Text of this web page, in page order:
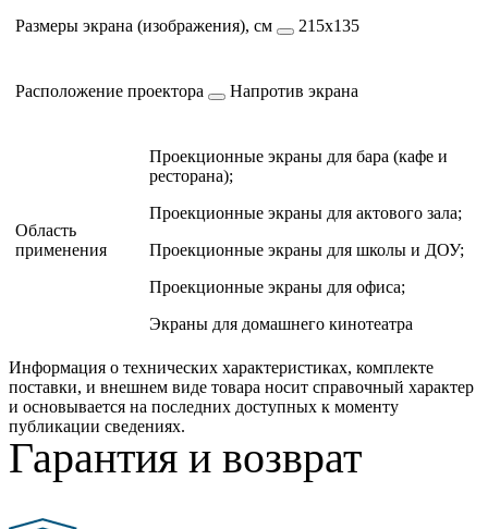
Размеры экрана (изображения), см 215х135
Расположение проектора Напротив экрана
Область
применения
Проекционные экраны для бара (кафе и
ресторана);
Проекционные экраны для актового зала;
Проекционные экраны для школы и ДОУ;
Проекционные экраны для офиса;
Экраны для домашнего кинотеатра
Информация о технических характеристиках, комплекте
поставки, и внешнем виде товара носит справочный характер
и основывается на последних доступных к моменту
публикации сведениях.
Гарантия и возврат